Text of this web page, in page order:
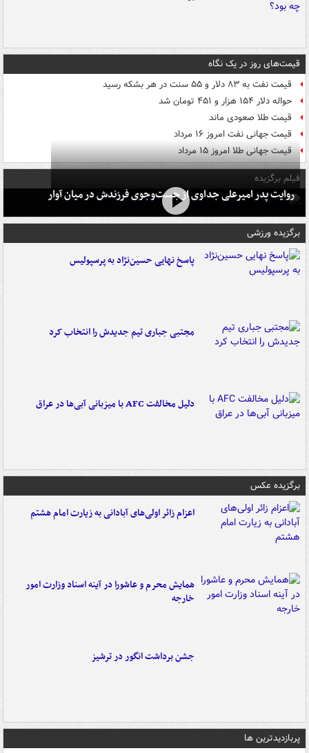
قیمت‌های روز در یک نگاه
قیمت نفت به ۸۳ دلار و ۵۵ سنت در هر بشکه رسید
حواله دلار ۱۵۴ هزار و ۴۵۱ تومان شد
قیمت طلا صعودی ماند
قیمت جهانی نفت امروز ۱۶ مرداد
قیمت جهانی طلا امروز ۱۵ مرداد
فیلم برگزیده
روایت پدر امیرعلی جداوی از جست‌وجوی فرزندش در میان آوار
برگزیده ورزشی
پاسخ نهایی حسین‌نژاد به پرسپولیس
مجتبی جباری تیم جدیدش را انتخاب کرد
دلیل مخالفت AFC با میزبانی آبی‌ها در عراق
برگزیده عکس
اعزام زائر اولی‌های آبادانی به زیارت امام هشتم
همایش محرم و عاشورا در آینه اسناد وزارت امور
خارجه
جشن برداشت انگور در ترشیز
پربازدیدترین ها